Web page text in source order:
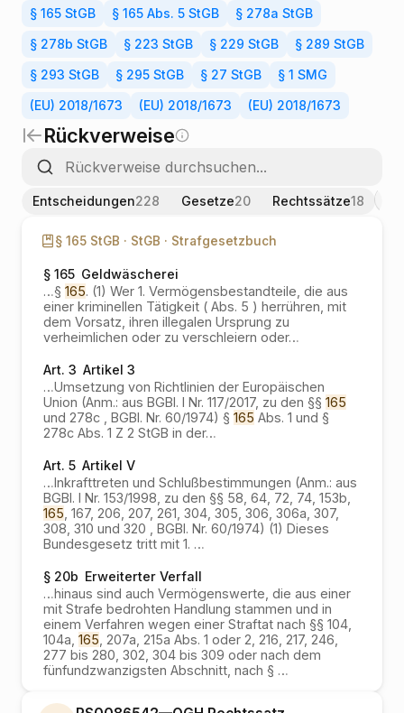
§ 165 StGB § 165 Abs. 5 StGB § 278a StGB
§ 278b StGB § 223 StGB § 229 StGB § 289 StGB
§ 293 StGB § 295 StGB § 27 StGB § 1 SMG
(EU) 2018/1673 (EU) 2018/1673 (EU) 2018/1673
Rückverweise
Entscheidungen228 Gesetze20 Rechtssätze18
§ 165 StGB · StGB · Strafgesetzbuch
§ 165 Geldwäscherei
…§ 165. (1) Wer 1. Vermögensbestandteile, die aus
einer kriminellen Tätigkeit ( Abs. 5 ) herrühren, mit
dem Vorsatz, ihren illegalen Ursprung zu
verheimlichen oder zu verschleiern oder…
Art. 3 Artikel 3
…Umsetzung von Richtlinien der Europäischen
Union (Anm.: aus BGBl. I Nr. 117/2017, zu den §§ 165
und 278c , BGBl. Nr. 60/1974) § 165 Abs. 1 und §
278c Abs. 1 Z 2 StGB in der…
Art. 5 Artikel V
…Inkrafttreten und Schlußbestimmungen (Anm.: aus
BGBl. I Nr. 153/1998, zu den §§ 58, 64, 72, 74, 153b,
165 , 167, 206, 207, 261, 304, 305, 306, 306a, 307,
308, 310 und 320 , BGBl. Nr. 60/1974) (1) Dieses
Bundesgesetz tritt mit 1. …
§ 20b Erweiterter Verfall
…hinaus sind auch Vermögenswerte, die aus einer
mit Strafe bedrohten Handlung stammen und in
einem Verfahren wegen einer Straftat nach §§ 104,
104a, 165 , 207a, 215a Abs. 1 oder 2, 216, 217, 246,
277 bis 280, 302, 304 bis 309 oder nach dem
fünfundzwanzigsten Abschnitt, nach § …